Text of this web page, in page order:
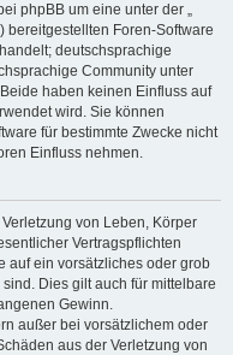
phpBB um eine unter der „
bereitgestellten Foren-Software
deutschsprachige
Community unter
haben keinen Einfluss auf
wird. Sie können
für bestimmte Zwecke nicht
Einfluss nehmen.
von Leben, Körper
Vertragspflichten
auf ein vorsätzliches oder grob
Dies gilt auch für mittelbare
Gewinn.
außer bei vorsätzlichem oder
aus der Verletzung von